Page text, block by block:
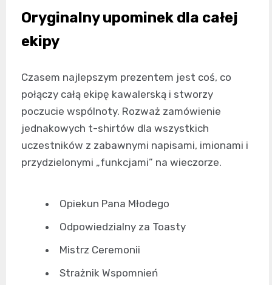
Oryginalny upominek dla całej
ekipy
Czasem najlepszym prezentem jest coś, co
połączy całą ekipę kawalerską i stworzy
poczucie wspólnoty. Rozważ zamówienie
jednakowych t-shirtów dla wszystkich
uczestników z zabawnymi napisami, imionami i
przydzielonymi „funkcjami” na wieczorze.
Opiekun Pana Młodego
Odpowiedzialny za Toasty
Mistrz Ceremonii
Strażnik Wspomnień